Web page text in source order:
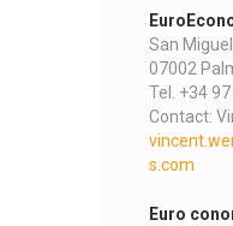
San
07002
Tel. +34
Contact:
s.com
Euro